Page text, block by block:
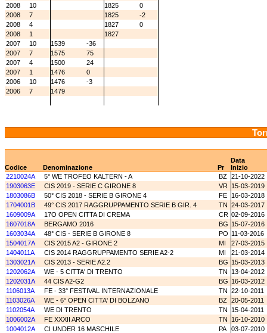
2008
10 1825
0
2008
7 1825
-2
2008
4 1827
0
2008
1
1827
2007
10 1539
-36
2007
7 1575
75
2007
4 1500
24
2007
1 1476
0
2006
10 1476
-3
2006
7 1479
Data
Codice
Denominazione Pr
Inizio
2210024A
5° WE TROFEO KALTERN - A BZ 21-10-2022
1903063E
CIS 2019 - SERIE C GIRONE 8 VR 15-03-2019
1803086B
50° CIS 2018 - SERIE B GIRONE 4 FE
16-03-2018
1704001B
49° CIS 2017 RAGGRUPPAMENTO SERIE B GIR. 4 TN 24-03-2017
1609009A
17O OPEN CITTA DI CREMA CR 02-09-2016
1607018A
BERGAMO 2016 BG 15-07-2016
1603034A
48° CIS - SERIE B GIRONE 8 PO 11-03-2016
1504017A
CIS 2015 A2 - GIRONE 2 MI
27-03-2015
1404011A
CIS 2014 RAGGRUPPAMENTO SERIE A2-2 MI
21-03-2014
1303021A
CIS 2013 - SERIE A2.2 BG 15-03-2013
1202062A
WE - 5 CITTA' DI TRENTO TN
13-04-2012
1202031A
44 CIS A2-G2 BG 16-03-2012
1106013A
FE - 33° FESTIVAL INTERNAZIONALE TN 22-10-2011
1103026A
WE - 6° OPEN CITTA' DI BOLZANO BZ 20-05-2011
1102054A
WE DI TRENTO TN
15-04-2011
1006002A
FE XXXII ARCO TN
16-10-2010
1004012A
CI UNDER 16 MASCHILE PA
03-07-2010